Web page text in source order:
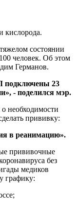
кислорода.
состоянии
человек. Об этом
Германов.
подключены 23
- поделился мэр.
необходимости
прививку:
в реанимацию».
прививочные
без
медиков
графику: